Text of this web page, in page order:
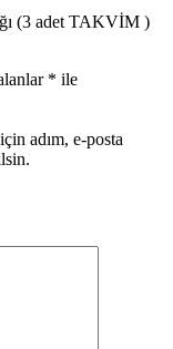
(3 adet TAKVİM )
* ile
adım, e-posta